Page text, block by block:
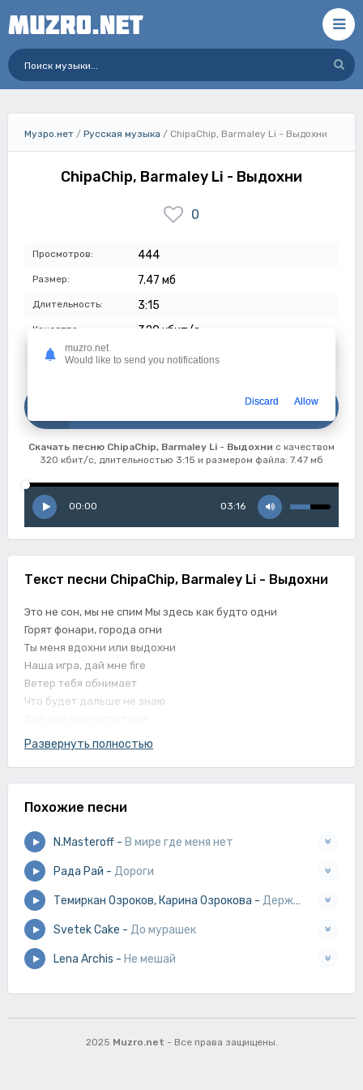
Музро.нет / Русская музыка / ChipaChip, Barmaley Li - Выдохни
ChipaChip, Barmaley Li - Выдохни
0
Просмотров: 444
Размер: 7.47 мб
Длительность: 3:15
Качество: 320 кбит/с
Дата: 14-05-2024
Скачать песню ChipaChip, Barmaley Li - Выдохни с качеством
320 кбит/с, длительностью 3:15 и размером файла: 7.47 мб
00:00 03:16
Текст песни ChipaChip, Barmaley Li - Выдохни
Это не сон, мы не спим Мы здесь как будто одни
Горят фонари, города огни
Ты меня вдохни или выдохни
Наша игра, дай мне fire
Ветер тебя обнимает
Что будет дальше не знаю
Развернуть полностью
Похожие песни
N.Masteroff - В мире где меня нет
Рада Рай - Дороги
Темиркан Озроков, Карина Озрокова - Держи меня за руку
Svetek Cake - До мурашек
Lena Archis - Не мешай
2025 Muzro.net - Все права защищены.
muzro.net
Would like to send you notifications
Discard Allow